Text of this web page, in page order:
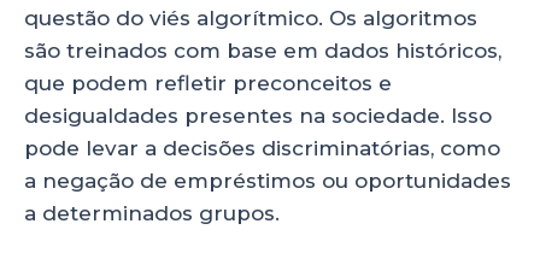
questão do viés algorítmico. Os algoritmos
são treinados com base em dados históricos,
que podem refletir preconceitos e
desigualdades presentes na sociedade. Isso
pode levar a decisões discriminatórias, como
a negação de empréstimos ou oportunidades
a determinados grupos.